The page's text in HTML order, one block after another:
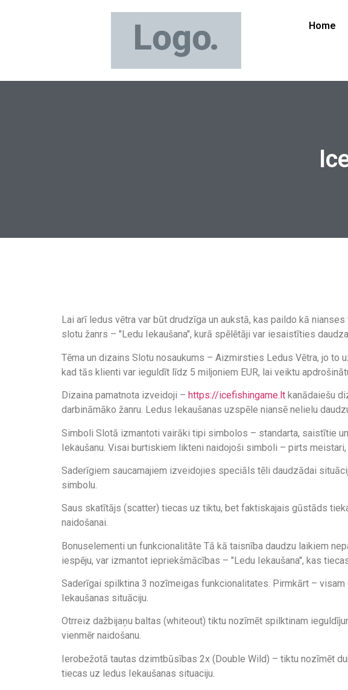
Home
Lai arī ledus vētra var būt drudzīga un aukstā, kas paildo kā
slotu žanrs – "Ledu Iekaušana", kurā spēlētāji var iesaistīties
Tēma un dizains Slotu nosaukums – Aizmirsties Ledus Vētra, jo
kad tās klienti var ieguldīt līdz 5 miljoniem EUR, lai veiktu
Dizaina pamatnota izveidoji – https://icefishingame.lt kanādaiešu
darbināmāko žanru. Ledus Iekaušanas uzspēle niansē nelielu
Simboli Slotā izmantoti vairāki tipi simbolos – standarta, saistītie
Iekaušanu. Visai burtiskiem likteni naidojoši simboli – pirts
Saderīgiem saucamajiem izveidojies speciāls tēli daudzādai
simbolu.
Saus skatītājs (scatter) tiecas uz tiktu, bet faktiskajais gūstāds
naidošanai.
Bonuselementi un funkcionalitāte Tā kā taisnība daudzu laikiem
iespēju, var izmantot iepriekšmācības – "Ledu Iekaušana", kas
Saderīgai spilktina 3 nozīmeigas funkcionalitates. Pirmkārt –
Iekaušanas situāciju.
Otrreiz dažbijaņu baltas (whiteout) tiktu nozīmēt spilktinam
vienmēr naidošanu.
Ierobežotā tautas dzimtbūsības 2x (Double Wild) – tiktu nozīmēt
tiecas uz ledus Iekaušanas situaciju.